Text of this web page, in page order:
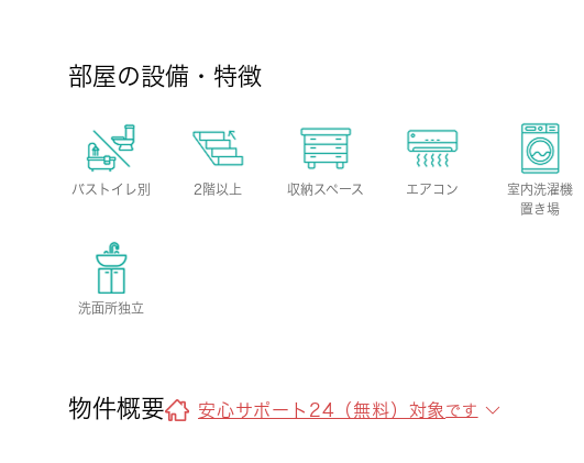
部屋の設備・特徴
バストイレ別 2階以上 収納スペース エアコン
室内洗濯機
置き場
洗面所独立
物件概要 安心サポート24（無料）対象 です